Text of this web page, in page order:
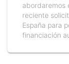
abordaremos
reciente
España para
financiación